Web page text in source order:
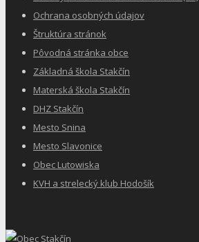
Ochrana osobných údajov
Štruktúra stránok
Pôvodná stránka obce
Základná škola Stakčín
Materská škola Stakčín
DHZ Stakčín
Mesto Snina
Mesto Slavonice
Obec Lutowiska
KVH a strelecký klub Hodošík